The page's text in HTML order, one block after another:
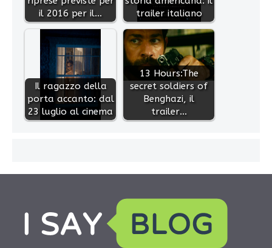
il 2016 per il…
trailer italiano
Il ragazzo della
porta accanto: dal
23 luglio al cinema
13 Hours:The
secret soldiers of
Benghazi, il
trailer…